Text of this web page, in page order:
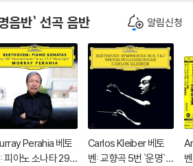
음반` 선곡 음반 알림신청
Perahia 베토
피아노 소나타 29
Carlos Kleiber 베토
벤: 교향곡 5번 `운명`,